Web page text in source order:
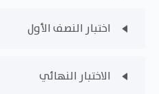
اختبار النصف الأول
الاختبار النهائي